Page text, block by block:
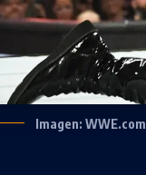
Imagen: WWE.com